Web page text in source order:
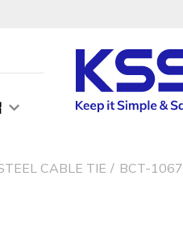
CABLE TIE BCT-1067